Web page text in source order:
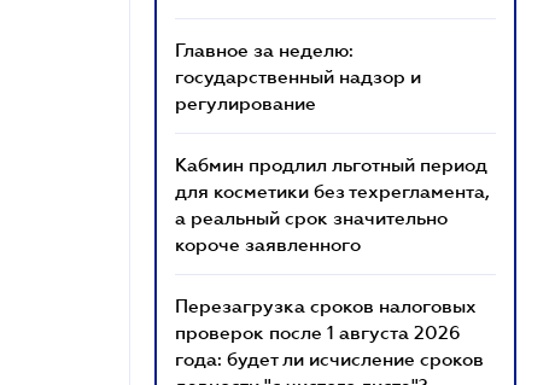
Главное за неделю:
государственный надзор и
регулирование
Кабмин продлил льготный период
для косметики без техрегламента,
а реальный срок значительно
короче заявленного
Перезагрузка сроков налоговых
проверок после 1 августа 2026
года: будет ли исчисление сроков